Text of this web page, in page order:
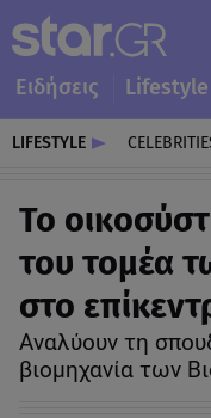
Ειδήσεις Lifestyle
LIFESTYLE
Το
του τομέα
στο
Αναλύουν τη
βιομηχανία των